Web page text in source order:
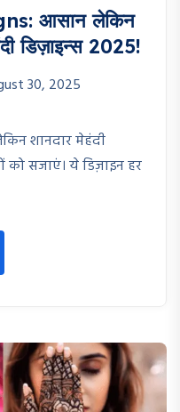
आसान लेकिन
डिज़ाइन्स 2025!
30, 2025
शानदार मेहंदी
सजाएं। ये डिज़ाइन हर